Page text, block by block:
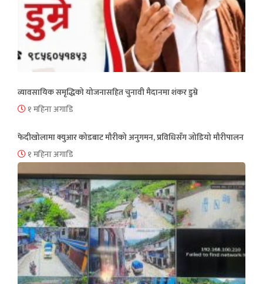
व्यावसायिक समृद्धिको योजनासहित चुनावी मैदानमा शंकर डुम्रे
१ महिना अगाडि
फेदीखोलामा क्युआर कोडबाट मौरीको अनुगमन, प्रविधिसँग जोडियो मौरीपालन
१ महिना अगाडि